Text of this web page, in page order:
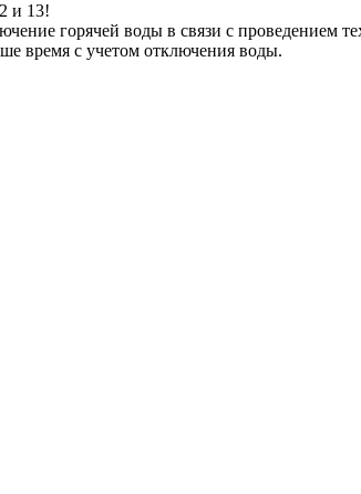
и 13!
горячей воды в связи с проведением
время с учетом отключения воды.